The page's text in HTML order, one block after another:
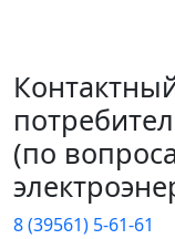
(по
8 (39561) 5-61-61